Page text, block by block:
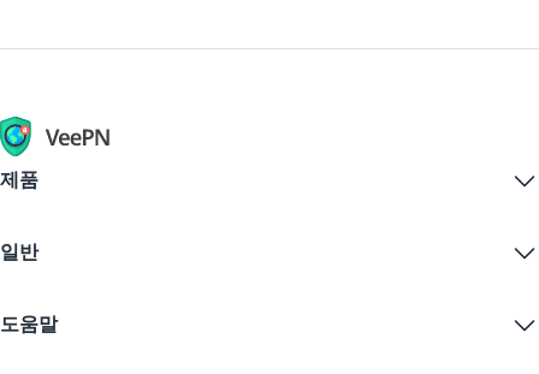
제품
VPN for macOS
iOS VPN
일반
VPN 다운로드
도움말